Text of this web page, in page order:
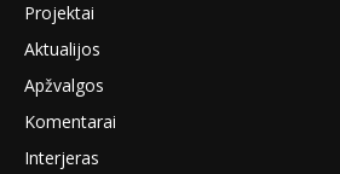
Projektai
Aktualijos
Apžvalgos
Komentarai
Interjeras